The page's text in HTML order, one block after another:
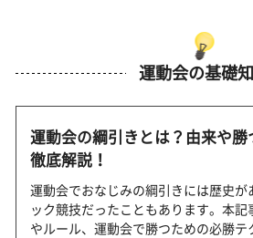
運動会の基礎
運動会の綱引きとは？由来や
徹底解説！
運動会でおなじみの綱引きには歴史が
ック競技だったこともあります。本
やルール、運動会で勝つための必勝